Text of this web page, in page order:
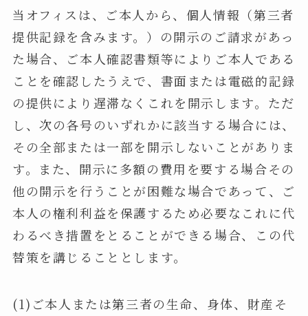
当オフィスは、ご本人から、個人情報（第三者
提供記録を含みます。）の開示のご請求があっ
た場合、ご本人確認書類等によりご本人である
ことを確認したうえで、書面または電磁的記録
の提供により遅滞なくこれを開示します。ただ
し、次の各号のいずれかに該当する場合には、
その全部または一部を開示しないことがありま
す。また、開示に多額の費用を要する場合その
他の開示を行うことが困難な場合であって、ご
本人の権利利益を保護するため必要なこれに代
わるべき措置をとることができる場合、この代
替策を講じることとします。
(1)ご本人または第三者の生命、身体、財産そ